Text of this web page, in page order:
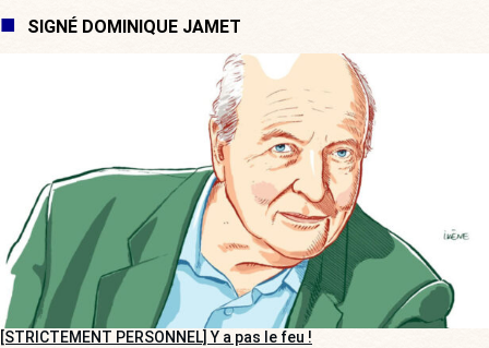
SIGNÉ DOMINIQUE JAMET
[STRICTEMENT PERSONNEL] Y a pas le feu !